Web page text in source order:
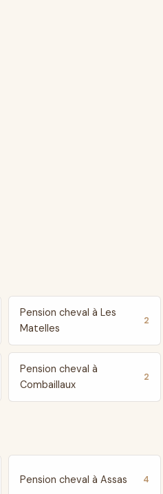
Pension cheval à Les
Matelles
2
Pension cheval à
Combaillaux
2
Pension cheval à Assas 4